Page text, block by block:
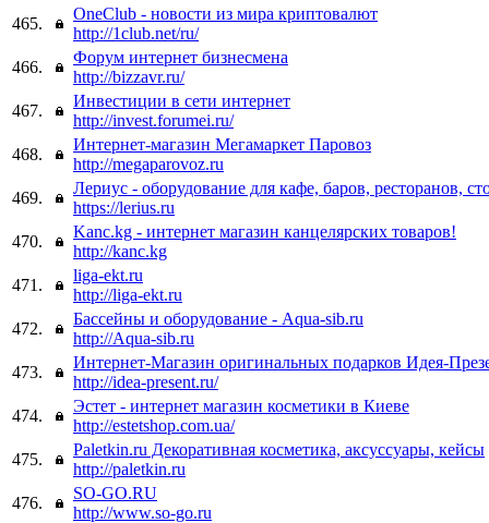
465.
OneClub - новости из мира криптовалют
http://1club.net/ru/
466.
Форум интернет бизнесмена
http://bizzavr.ru/
467.
Инвестиции в сети интернет
http://invest.forumei.ru/
468.
Интернет-магазин Мегамаркет Паровоз
http://megaparovoz.ru
469.
Лериус - оборудование для кафе, баров, ресторанов,
https://lerius.ru
470.
Kanc.kg - интернет магазин канцелярских товаров!
http://kanc.kg
471.
liga-ekt.ru
http://liga-ekt.ru
472.
Бассейны и оборудование - Aqua-sib.ru
http://Aqua-sib.ru
473.
Интернет-Магазин оригинальных подарков Идея-
http://idea-present.ru/
474.
Эстет - интернет магазин косметики в Киеве
http://estetshop.com.ua/
475.
Paletkin.ru Декоративная косметика, аксуссуары, кейсы
http://paletkin.ru
476.
SO-GO.RU
http://www.so-go.ru